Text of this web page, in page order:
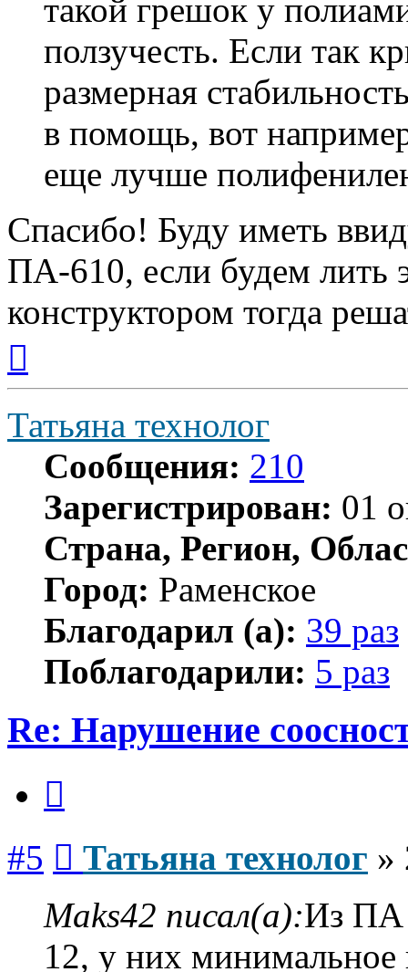
такой грешок у
ползучесть. Если так
размерная
в помощь, вот
еще лучше
Спасибо! Буду иметь
ПА-610, если будем лить
конструктором тогда
началу
Татьяна технолог
Сообщения: 210
Зарегистрирован: 01
Страна, Регион,
Город: Раменское
Благодарил (а): 39 раз
Поблагодарили: 5 раз
Re: Нарушение
#5 Татьяна технолог »
Maks42 писал(а):Из ПА
12, у них минимальное